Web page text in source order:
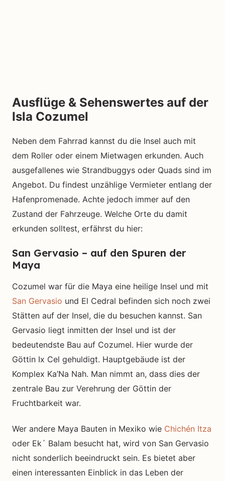
Ausflüge & Sehenswertes auf der
Isla Cozumel
Neben dem Fahrrad kannst du die Insel auch mit
dem Roller oder einem Mietwagen erkunden. Auch
ausgefallenes wie Strandbuggys oder Quads sind im
Angebot. Du findest unzählige Vermieter entlang der
Hafenpromenade. Achte jedoch immer auf den
Zustand der Fahrzeuge. Welche Orte du damit
erkunden solltest, erfährst du hier:
San Gervasio – auf den Spuren der
Maya
Cozumel war für die Maya eine heilige Insel und mit
San Gervasio und El Cedral befinden sich noch zwei
Stätten auf der Insel, die du besuchen kannst. San
Gervasio liegt inmitten der Insel und ist der
bedeutendste Bau auf Cozumel. Hier wurde der
Göttin Ix Cel gehuldigt. Hauptgebäude ist der
Komplex Ka’Na Nah. Man nimmt an, dass dies der
zentrale Bau zur Verehrung der Göttin der
Fruchtbarkeit war.
Wer andere Maya Bauten in Mexiko wie Chichén Itza
oder Ek´ Balam besucht hat, wird von San Gervasio
nicht sonderlich beeindruckt sein. Es bietet aber
einen interessanten Einblick in das Leben der